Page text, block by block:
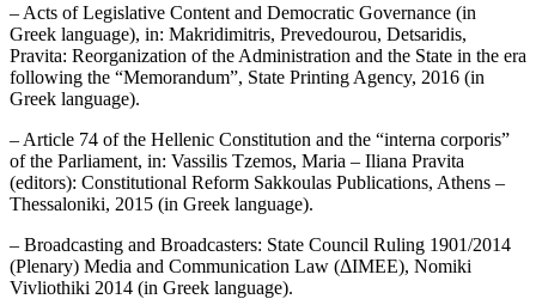
– Acts of Legislative Content and Democratic Governance (in
Greek language), in: Makridimitris, Prevedourou, Detsaridis,
Pravita: Reorganization of the Administration and the State in the era
following the “Memorandum”, State Printing Agency, 2016 (in
Greek language).
– Article 74 of the Hellenic Constitution and the “interna corporis”
of the Parliament, in: Vassilis Tzemos, Maria – Iliana Pravita
(editors): Constitutional Reform Sakkoulas Publications, Athens –
Thessaloniki, 2015 (in Greek language).
– Broadcasting and Broadcasters: State Council Ruling 1901/2014
(Plenary) Media and Communication Law (ΔΙΜΕΕ), Nomiki
Vivliothiki 2014 (in Greek language).